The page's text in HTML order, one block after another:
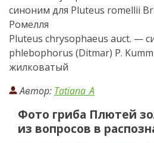
синоним для Pluteus romellii
Ромелля
Pluteus chrysophaeus auct. —
phlebophorus (Ditmar) P.
жилковатый
Автор: Tatiana_A
Фото гриба Плютей
из вопросов в